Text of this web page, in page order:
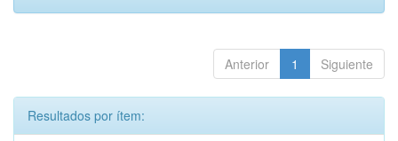
Anterior 1 Siguiente
Resultados por ítem: